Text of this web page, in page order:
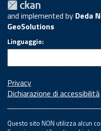
and implemented by Deda
GeoSolutions
Linguaggio
Privacy
Dichiarazione di accessibilità
Questo sito NON utilizza alcun